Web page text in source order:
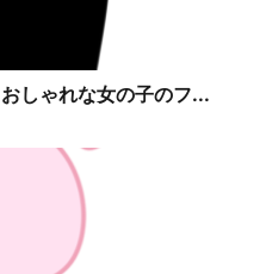
しゃれな女の子のフ...